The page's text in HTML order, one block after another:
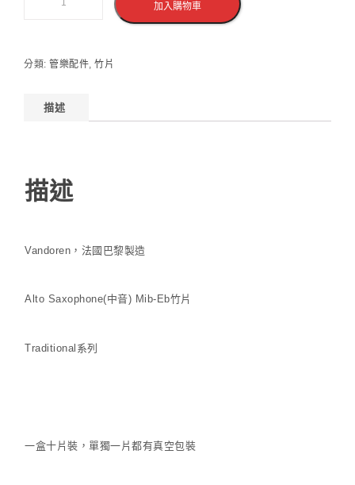
加入購物車
分類: 管樂配件, 竹片
描述
描述
Vandoren，法國巴黎製造
Alto Saxophone(中音) Mib-Eb竹片
Traditional系列
一盒十片裝，單獨一片都有真空包裝